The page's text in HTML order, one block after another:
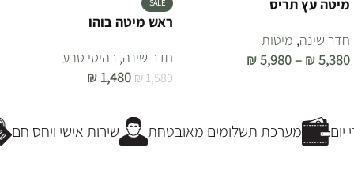
מיטה עץ תריס
חדר שינה, מיטות
₪5,380
–
₪5,980
SALE
ראש מיטה בוהו
חדר שינה, רהיטי טבע
₪1,580
₪ 1,480
שירות אישי ויחס חם מערכת תשלומים מאובטחת